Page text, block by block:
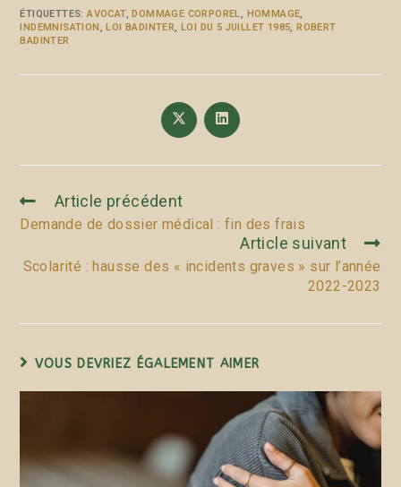
ÉTIQUETTES:AVOCAT, DOMMAGE CORPOREL, HOMMAGE,
INDEMNISATION, LOI BADINTER, LOI DU 5 JUILLET 1985, ROBERT
BADINTER
Article précédent
Demande de dossier médical : fin des frais
Article suivant
Scolarité : hausse des « incidents graves » sur l’année
2022-2023
VOUS DEVRIEZ ÉGALEMENT AIMER